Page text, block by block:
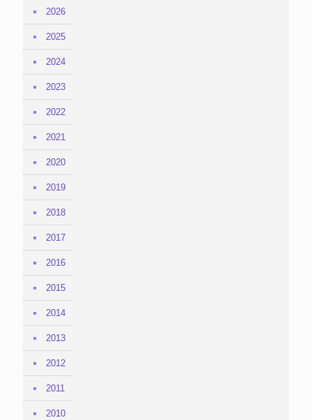
2026
2025
2024
2023
2022
2021
2020
2019
2018
2017
2016
2015
2014
2013
2012
2011
2010